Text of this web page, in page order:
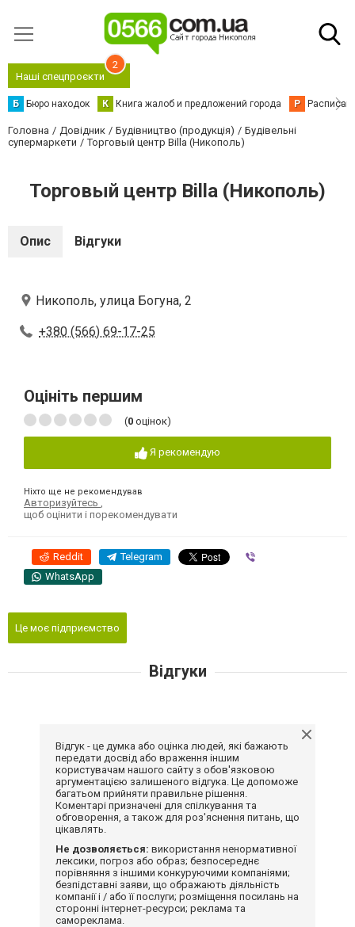
Наші спецпроєкти
2
Б Бюро находок К Книга жалоб и предложений города Р
Головна Довідник Будівництво (продукція)
Будівельні
супермаркети
Торговый центр Billa (Никополь)
Торговый центр Billa (Никополь)
Опис Відгуки
Никополь, улица Богуна, 2
+380 (566) 69-17-25
Оцініть першим
(0 оцінок)
Я рекомендую
Ніхто ще не рекомендував
Авторизуйтесь
щоб оцінити і порекомендувати
Reddit Telegram
WhatsApp
Це моє підприємство
Відгуки
Відгук - це думка або оцінка людей, які бажають
передати досвід або враження іншим
користувачам нашого сайту з обов'язковою
аргументацією залишеного відгука. Це допоможе
багатьом прийняти правильне рішення.
Коментарі призначені для спілкування та
обговорення, а також для роз'яснення питань, що
цікавлять.
Не дозволяється: використання ненормативної
лексики, погроз або образ; безпосереднє
порівняння з іншими конкуруючими компаніями;
безпідставні заяви, що ображають діяльність
компанії і / або її послуги; розміщення посилань на
сторонні інтернет-ресурси; реклама та
самореклама.